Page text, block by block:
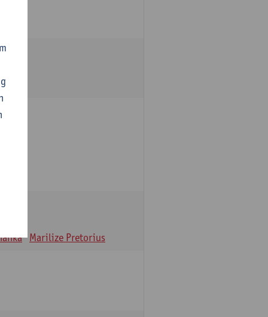
Marilize Pretorius